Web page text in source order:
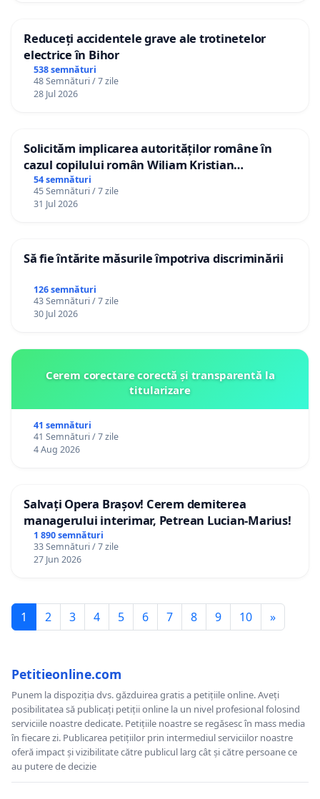
Reduceți accidentele grave ale trotinetelor
electrice în Bihor
538 semnături
48 Semnături / 7 zile
28 Jul 2026
Solicităm implicarea autorităților române în
cazul copilului român Wiliam Kristian
Gheorghe, aflat în plasament în Danemarca de
12 ani
54 semnături
45 Semnături / 7 zile
31 Jul 2026
Să fie întărite măsurile împotriva discriminării
126 semnături
43 Semnături / 7 zile
30 Jul 2026
Cerem corectare corectă și transparentă la
titularizare
41 semnături
41 Semnături / 7 zile
4 Aug 2026
Salvați Opera Brașov! Cerem demiterea
managerului interimar, Petrean Lucian-Marius!
1 890 semnături
33 Semnături / 7 zile
27 Jun 2026
1 2 3 4 5 6 7 8 9 10 »
Petitieonline.com
Punem la dispoziția dvs. găzduirea gratis a petițiile online. Aveți
posibilitatea să publicați petiții online la un nivel profesional folosind
serviciile noastre dedicate. Petițiile noastre se regăsesc în mass media
în fiecare zi. Publicarea petițiilor prin intermediul serviciilor noastre
oferă impact și vizibilitate către publicul larg cât și către persoane ce
au putere de decizie